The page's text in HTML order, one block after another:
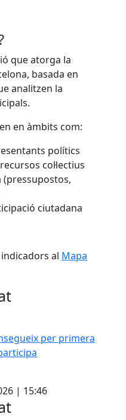
que atorga la
, basada en
analitzen la
en àmbits com:
polítics
col·lectius
(pressupostos,
ciutadana
al Mapa
per primera
| 15:46